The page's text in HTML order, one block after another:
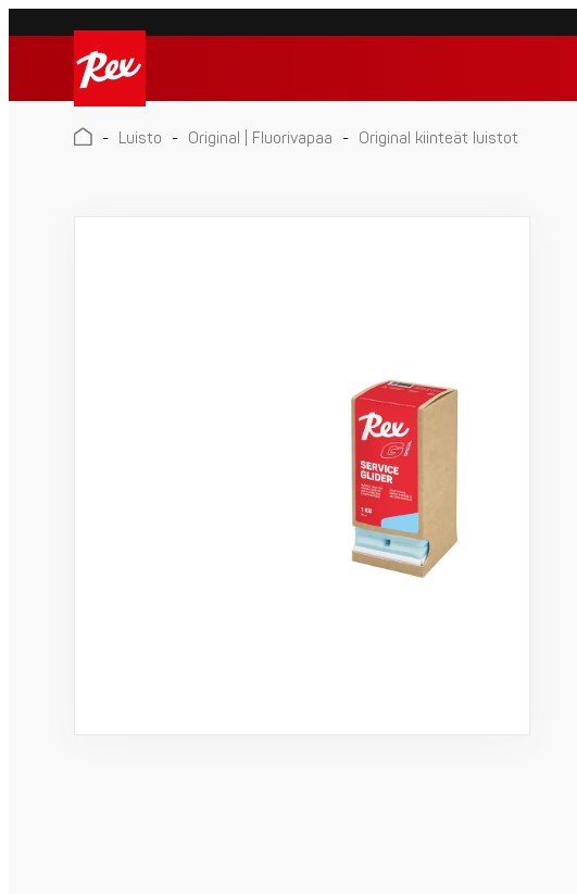
Skip
content
Rex
Rex
- Luisto - Original | Fluorivapaa - Original kiinteät luistot